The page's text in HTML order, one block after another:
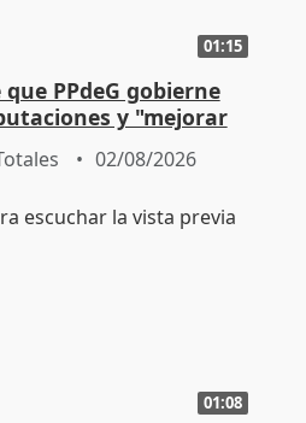
01:15
PPdeG gobierne
y "mejorar
en ciudades
02/08/2026
01:08